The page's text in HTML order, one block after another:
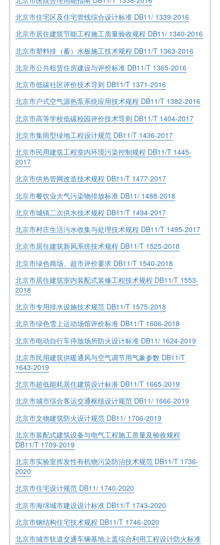
北京市住宅区及住宅管线综合设计标准 DB11/ 1339-2016
北京市居住建筑节能工程施工质量验收规程 DB11/ 1340-2016
北京市塑料排（蓄）水板施工技术规程 DB11/T 1363-2016
北京市公共租赁住房建设与评价标准 DB11/T 1365-2016
北京市低碳社区评价技术导则 DB11/T 1371-2016
北京市户式空气源热泵系统应用技术规程 DB11/T 1382-2016
北京市高等学校低碳校园评价技术导则 DB11/T 1404-2017
北京市集雨型绿地工程设计规范 DB11/T 1436-2017
北京市民用建筑工程室内环境污染控制规程 DB11/T 1445-
2017
北京市供热管网改造技术规程 DB11/T 1477-2017
北京市餐饮业大气污染物排放标准 DB11/ 1488-2018
北京市城镇二次供水技术规程 DB11/T 1494-2017
北京市村庄生活污水收集与处理技术规程 DB11/T 1495-2017
北京市居住建筑新风系统技术规程 DB11/T 1525-2018
北京市绿色商场、超市评价要求 DB11/T 1540-2018
北京市居住建筑室内装配式装修工程技术规程 DB11/T 1553-
2018
北京市专用排水设施技术规范 DB11/T 1575-2018
北京市绿色雪上运动场馆评价标准 DB11/T 1606-2018
北京市电动自行车停放场所防火设计标准 DB11/ 1624-2019
北京市民用建筑供暖通风与空气调节用气象参数 DB11/T
1643-2019
北京市超低能耗居住建筑设计标准 DB11/T 1665-2019
北京市城市综合客运交通枢纽设计规范 DB11/ 1666-2019
北京市文物建筑防火设计规范 DB11/ 1706-2019
北京市装配式建筑设备与电气工程施工质量及验收规程
DB11/T 1709-2019
北京市实验室挥发性有机物污染防治技术规范 DB11/T 1736-
2020
北京市住宅设计规范 DB11/ 1740-2020
北京市海绵城市建设设计标准 DB11/T 1743-2020
北京市钢结构住宅技术规程 DB11/T 1746-2020
北京市城市轨道交通车辆基地上盖综合利用工程设计防火标准